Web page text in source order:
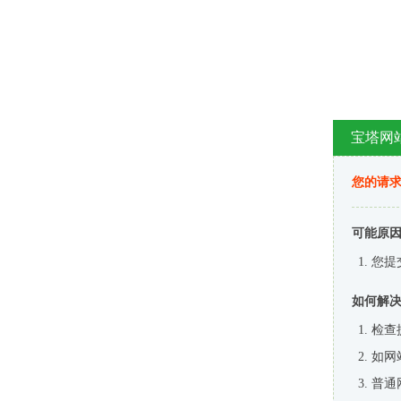
宝塔网
您的请
可能原
您提
如何解
检查
如网
普通